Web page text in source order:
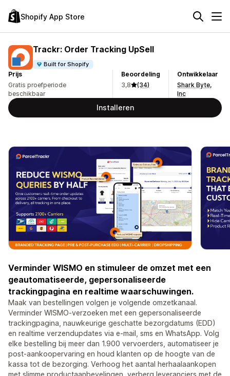
Shopify App Store
Trackr: Order Tracking UpSell
Built for Shopify
Prijs
Gratis proefperiode
beschikbaar
Beoordeling
3,8
(34)
Ontwikkelaar
Shark Byte,
Inc
Installeren
Verminder WISMO en stimuleer de omzet met een
geautomatiseerde, gepersonaliseerde
trackingpagina en realtime waarschuwingen.
Maak van bestellingen volgen je volgende omzetkanaal.
Verminder WISMO-verzoeken met een gepersonaliseerde
trackingpagina, nauwkeurige geschatte bezorgdatums (EDD)
en realtime verzendupdates via e-mail, sms en WhatsApp. Volg
elke bestelling bij meer dan 1.900 vervoerders, automatiseer je
post-aankoopervaring en houd klanten op de hoogte van de
kassa tot de bezorging. Verhoog het aantal herhaalaankopen